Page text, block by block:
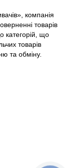
компанія
товарів
категорій, що
товарів
та обміну.